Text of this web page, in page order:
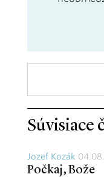
Súvisiace
Jozef Kozák
Počkaj, Bože